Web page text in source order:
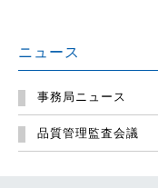
ニュース
事務局ニュース
品質管理監査会議